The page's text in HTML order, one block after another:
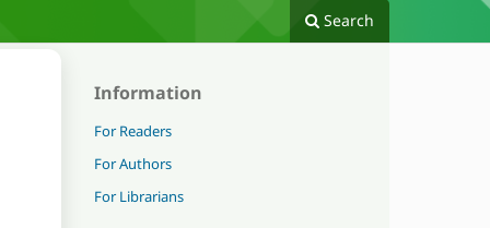
Search
Information
For Readers
For Authors
For Librarians